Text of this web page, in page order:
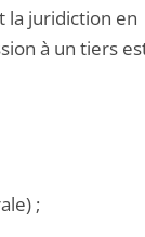
la juridiction en
à un tiers
;